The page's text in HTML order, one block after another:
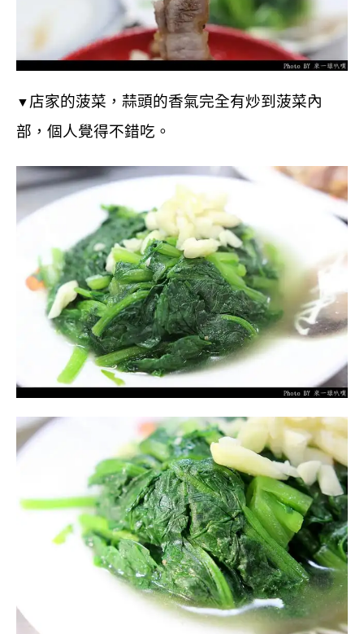
▼ 店家的菠菜，蒜頭的香氣完全有炒到菠菜內
部，個人覺得不錯吃。